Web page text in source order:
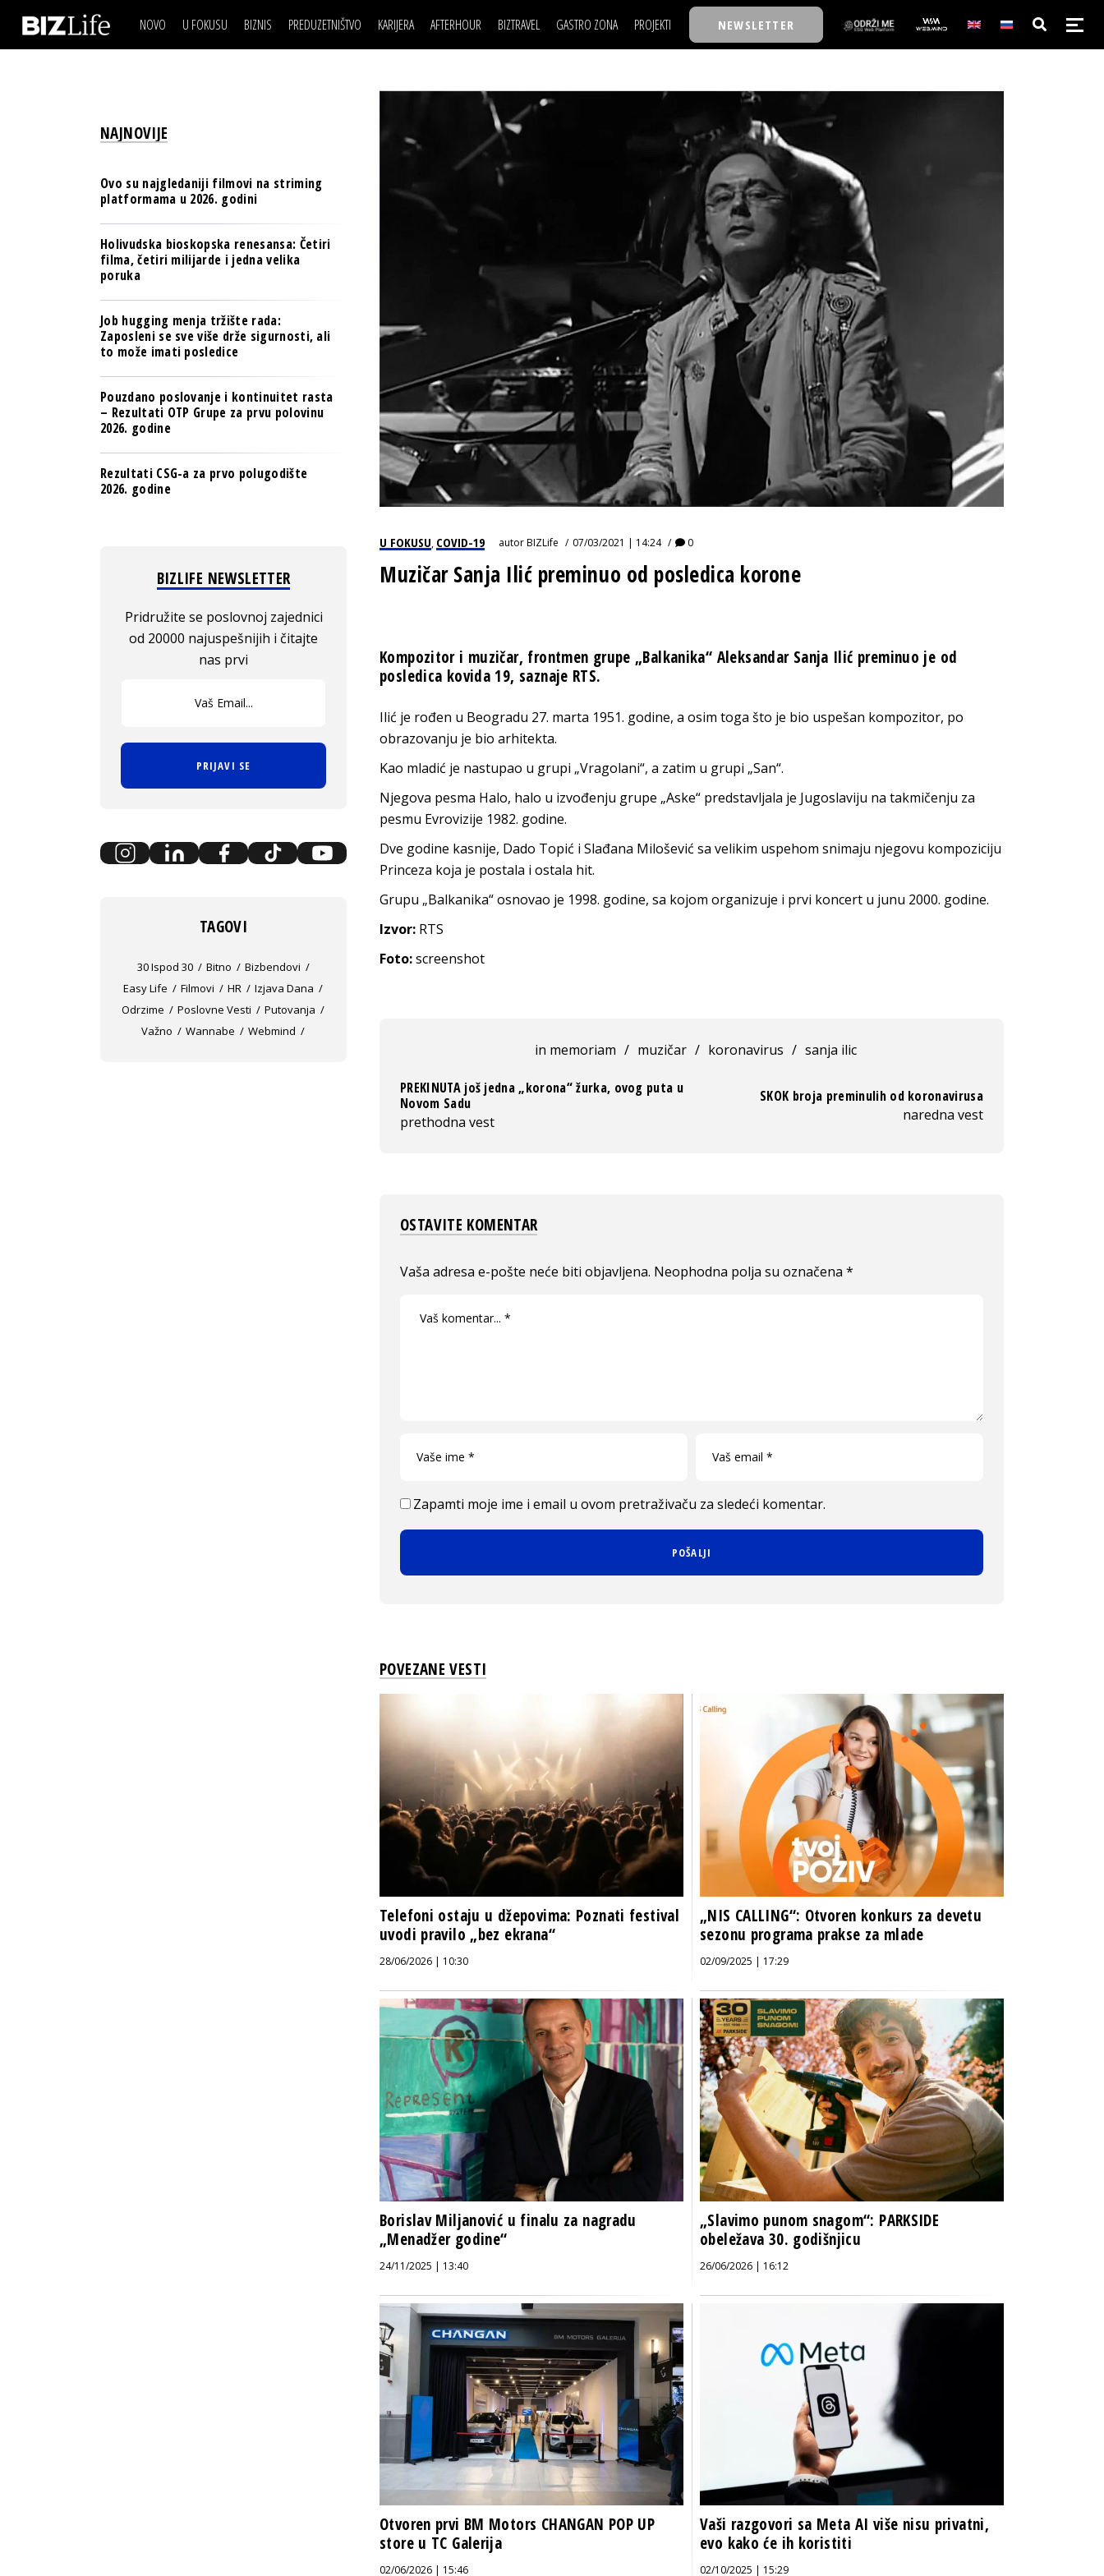
NOVO U FOKUSU BIZNIS
OSIGURANJE
TECH I AI
PULS REGIONA
NOVO NA RAFU
PREDUZETNIŠTVO KARIJERA
MOJ UGAO
USAVRŠAVANJE
KNOW-HOW
AFTERHOUR
AUTO SVET
STIL
BIZTRAVEL GASTRO ZONA PROJEKTI
30 ISPOD 30
BACK TO OFFICE/SCHOOL
BIZBENDOVI
BIZKOLEGIJUM
BMW BIZNIS LIGA
BIZLIFE WEEK
IZJAVA GODINE
NEWSLETTER
IZJAVA DANABIZNIS SCENA
BREND I KOMUNIKACIJE
OSIGURANJE
BIZNIS & SPORT
PULS REGIONA
POSAO
MOJ UGAO
KNOW-HOW
FILM I SCENA
AUTO SVET
WELLBEING
NAJKOLEGA
30 ISPOD 30
BACK TO OFFICE/SCHOOL
BIZBENDOVI
BIZKOLEGIJUM
BMW BIZNIS LIGA
BIZLIFE WEEK
IZJAVA GODINE
U FOKUSU, COVID-19 autorBIZLife 07/03/2021 | 14:24 0
Muzičar Sanja Ilić preminuo od posledica korone
Kompozitor i muzičar, frontmen grupe „Balkanika“ Aleksandar Sanja Ilić preminuo je od
posledica kovida 19, saznaje RTS.
Ilić je rođen u Beogradu 27. marta 1951. godine, a osim toga što je bio uspešan kompozitor, po
obrazovanju je bio arhitekta.
Kao mladić je nastupao u grupi „Vragolani“, a zatim u grupi „San“.
Njegova pesma Halo, halo u izvođenju grupe „Aske“ predstavljala je Jugoslaviju na takmičenju za
pesmu Evrovizije 1982. godine.
Dve godine kasnije, Dado Topić i Slađana Milošević sa velikim uspehom snimaju njegovu kompoziciju
Princeza koja je postala i ostala hit.
Grupu „Balkanika“ osnovao je 1998. godine, sa kojom organizuje i prvi koncert u junu 2000. godine.
Izvor: RTS
Foto:screenshot
in memoriam / muzičar / koronavirus / sanja ilic
PREKINUTA još jedna „korona“ žurka, ovog puta u
Novom Sadu
prethodna vest
SKOK broja preminulih od koronavirusa
naredna vest
OSTAVITE KOMENTAR
Vaša adresa e-pošte neće biti objavljena. Neophodna polja su označena *
Zapamti moje ime i email u ovom pretraživaču za sledeći komentar.
POVEZANE VESTI
Telefoni ostaju u džepovima: Poznati festival
uvodi pravilo „bez ekrana“
28/06/2026 | 10:30
„NIS CALLING“: Otvoren konkurs za devetu
sezonu programa prakse za mlade
02/09/2025 | 17:29
Borislav Miljanović u finalu za nagradu
„Menadžer godine“
24/11/2025 | 13:40
„Slavimo punom snagom“: PARKSIDE
obeležava 30. godišnjicu
26/06/2026 | 16:12
Otvoren prvi BM Motors CHANGAN POP UP
store u TC Galerija
02/06/2026 | 15:46
Vaši razgovori sa Meta AI više nisu privatni,
evo kako će ih koristiti
02/10/2025 | 15:29
NAJNOVIJE
Ovo su najgledaniji filmovi na striming
platformama u 2026. godini
Holivudska bioskopska renesansa: Četiri
filma, četiri milijarde i jedna velika
poruka
Job hugging menja tržište rada:
Zaposleni se sve više drže sigurnosti, ali
to može imati posledice
Pouzdano poslovanje i kontinuitet rasta
– Rezultati OTP Grupe za prvu polovinu
2026. godine
Rezultati CSG-a za prvo polugodište
2026. godine
BIZLIFE NEWSLETTER
Pridružite se poslovnoj zajednici
od 20000 najuspešnijih i čitajte
nas prvi
PRIJAVI SE
TAGOVI
30 Ispod 30 Bitno
Bizbendovi
Easy Life
Filmovi HR
Izjava Dana
Odrzime
Poslovne Vesti
Putovanja
Važno
Wannabe Webmind